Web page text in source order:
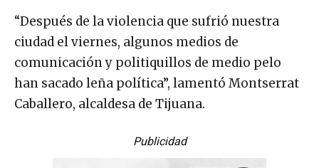
“Después de la violencia que sufrió nuestra
ciudad el viernes, algunos medios de
comunicación y politiquillos de medio pelo
han sacado leña política”, lamentó Montserrat
Caballero, alcaldesa de Tijuana.
Publicidad